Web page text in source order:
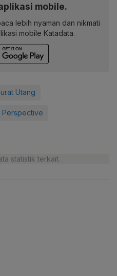
mobile.
lebih nyaman dan nikmati
mobile Katadata.
Utang
Perspective
statistik terkait.